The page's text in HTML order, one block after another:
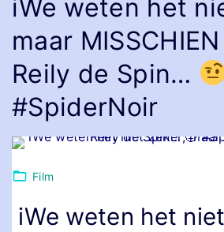
iWe weten het
maar
Reily de Spin…
#SpiderNoir
Film
iWe weten het